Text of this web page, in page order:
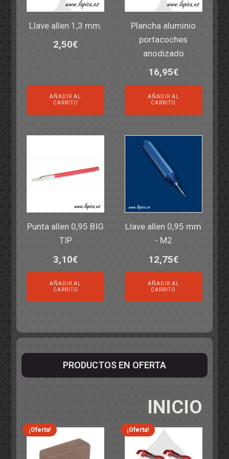
Llave allen 1,3 mm.
2,50€
AÑADIR AL
CARRITO
Plancha aluminio
portacoches
anodizado
16,95€
AÑADIR AL
CARRITO
Punta allen 0,95 BIG
TIP
3,10€
AÑADIR AL
CARRITO
Llave allen 0,95 mm
- M2
12,75€
AÑADIR AL
CARRITO
PRODUCTOS EN OFERTA
INICIO
¡Oferta! ¡Oferta!